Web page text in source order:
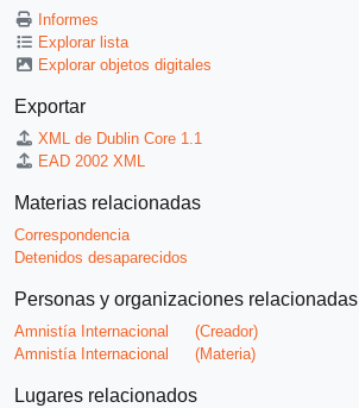
Informes
Explorar lista
Explorar objetos digitales
Exportar
XML de Dublin Core 1.1
EAD 2002 XML
Materias relacionadas
Correspondencia
Detenidos desaparecidos
Personas y organizaciones relacionadas
Amnistía Internacional
(Creador)
Amnistía Internacional
(Materia)
Lugares relacionados